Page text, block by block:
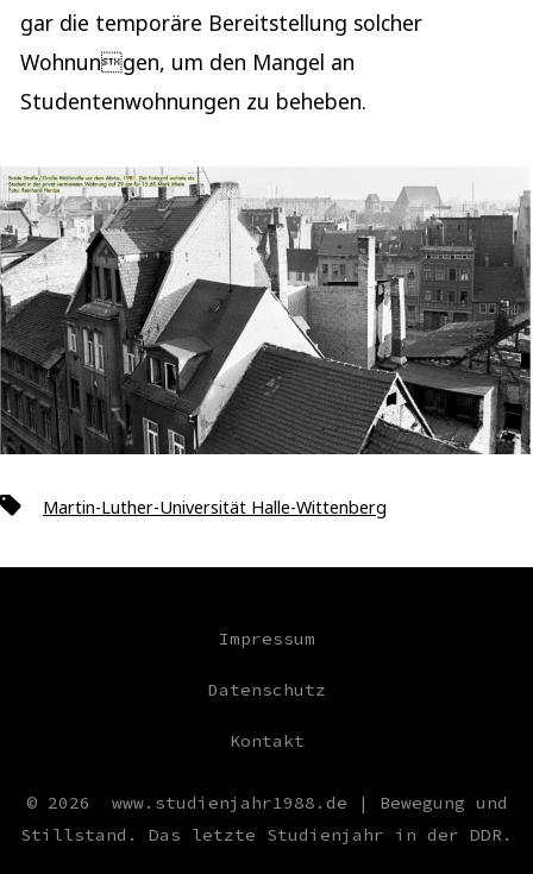
gar die temporäre Bereitstellung solcher
Wohnungen, um den Mangel an
Studentenwohnungen zu beheben.
Schlagwörter
Martin-Luther-Universität Halle-Wittenberg
Impressum
Datenschutz
Kontakt
© 2026 www.studienjahr1988.de | Bewegung und
Stillstand. Das letzte Studienjahr in der DDR.